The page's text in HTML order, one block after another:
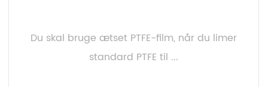
Du skal bruge ætset PTFE-film, når du limer
standard PTFE til ...